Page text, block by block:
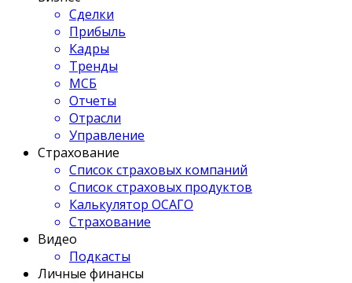
Сделки
Прибыль
Кадры
Тренды
МСБ
Отчеты
Отрасли
Управление
Страхование
Список страховых компаний
Список страховых продуктов
Калькулятор ОСАГО
Страхование
Видео
Подкасты
Личные финансы